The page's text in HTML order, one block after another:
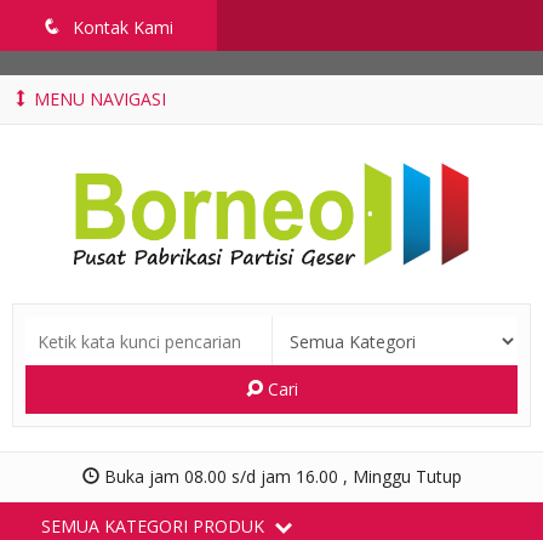
q Kontak Kami
MENU NAVIGASI
Cari
Buka jam 08.00 s/d jam 16.00 , Minggu Tutup
SEMUA KATEGORI PRODUK